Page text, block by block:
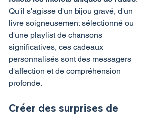
Qu'il s'agisse d'un bijou gravé, d'un
livre soigneusement sélectionné ou
d'une playlist de chansons
significatives, ces cadeaux
personnalisés sont des messagers
d'affection et de compréhension
profonde.
Créer des surprises de